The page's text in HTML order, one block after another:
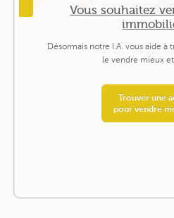
Vous souhaitez
Désormais notre I.A. vous aide à
le vendre mieux
Trouver une
pour vendre